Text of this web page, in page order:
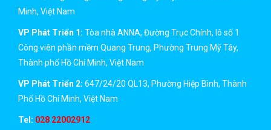
Minh, Việt Nam
VP Phát Triển 1: Tòa nhà ANNA, Đường Trục Chính, lô số 1
Công viên phần mềm Quang Trung, Phường Trung Mỹ Tây,
Thành phố Hồ Chí Minh, Việt Nam
VP Phát Triển 2: 647/24/20 QL13, Phường Hiệp Bình, Thành
Phố Hồ Chí Minh, Việt Nam
Tel: 028 22002912